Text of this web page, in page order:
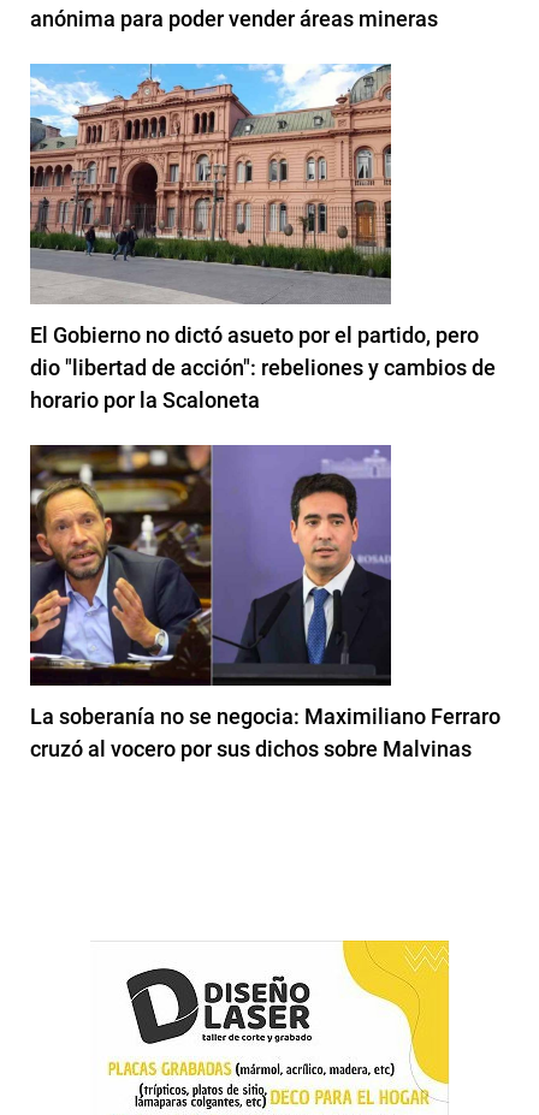
anónima para poder vender áreas mineras
El Gobierno no dictó asueto por el partido, pero
dio "libertad de acción": rebeliones y cambios de
horario por la Scaloneta
La soberanía no se negocia: Maximiliano Ferraro
cruzó al vocero por sus dichos sobre Malvinas